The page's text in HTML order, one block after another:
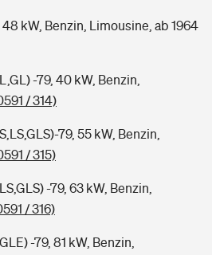
kW, Benzin, Limousine, ab 1964
-79, 40 kW, Benzin,
/ 314)
79, 55 kW, Benzin,
/ 315)
-79, 63 kW, Benzin,
/ 316)
-79, 81 kW, Benzin,